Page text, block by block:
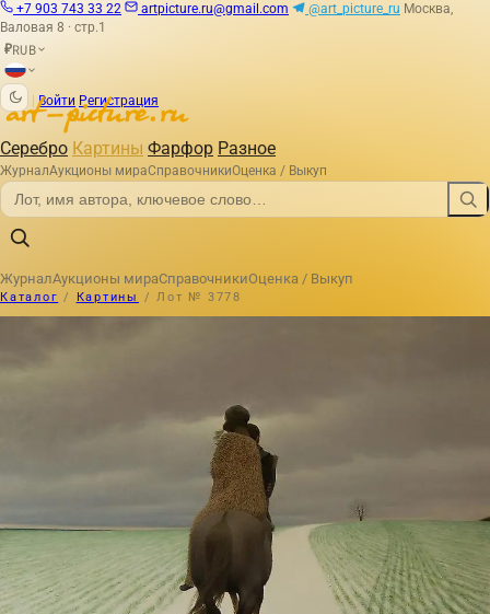
+7 903 743 33 22 artpicture.ru@gmail.com @art_picture_ru Москва,
Валовая 8 · стр.1
₽RUB
Войти Регистрация
Серебро Картины Фарфор Разное
ЖурналАукционы мираСправочникиОценка / Выкуп
ЖурналАукционы мираСправочникиОценка / Выкуп
Каталог / Картины / Лот № 3778